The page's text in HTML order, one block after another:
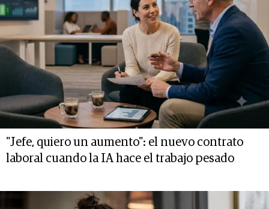
"Jefe, quiero un aumento": el nuevo contrato
laboral cuando la IA hace el trabajo pesado